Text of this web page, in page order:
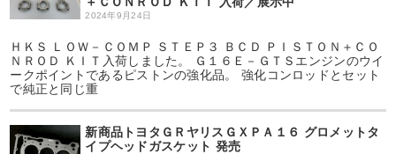
2024年9月24日
ＨＫＳ ＬＯＷ－ＣＯＭＰ ＳＴＥＰ３ ＢＣＤ ＰＩＳＴＯＮ＋ＣＯ
ＮＲＯＤ ＫＩＴ入荷しました。 Ｇ１６Ｅ－ＧＴＳエンジンのウイ
ークポイントであるピストンの強化品。 強化コンロッドとセット
で純正と同じ重
新商品トヨタＧＲヤリスＧＸＰＡ１６ グロメットタ
イプヘッドガスケット 発売